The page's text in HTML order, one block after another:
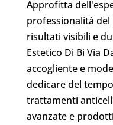
Approfitta
professionalità
risultati visibili e
Estetico Di Bi Via
accogliente e
dedicare del
trattamenti
avanzate e